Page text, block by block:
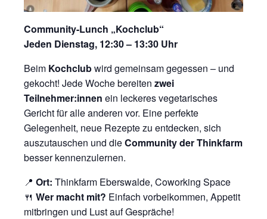
Community-Lunch „Kochclub“
Jeden Dienstag, 12:30 – 13:30 Uhr
Beim Kochclubwird gemeinsam gegessen – und
gekocht! Jede Woche bereiten zwei
Teilnehmer:innen ein leckeres vegetarisches
Gericht für alle anderen vor. Eine perfekte
Gelegenheit, neue Rezepte zu entdecken, sich
auszutauschen und dieCommunity der Thinkfarm
besser kennenzulernen.
📍 Ort: Thinkfarm Eberswalde, Coworking Space
🍴 Wer macht mit? Einfach vorbeikommen, Appetit
mitbringen und Lust auf Gespräche!